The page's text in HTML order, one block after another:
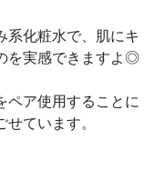
系化粧水で、肌にキ
を実感できますよ◎
ペア使用することに
ています。